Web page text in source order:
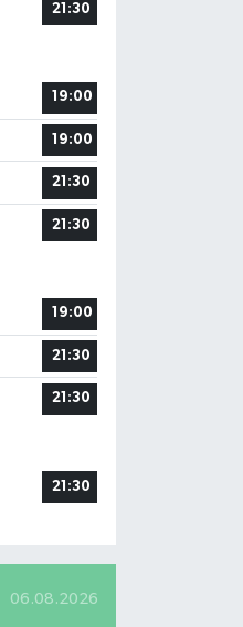
21:30
19:00
19:00
21:30
21:30
19:00
21:30
21:30
21:30
06.08.2026